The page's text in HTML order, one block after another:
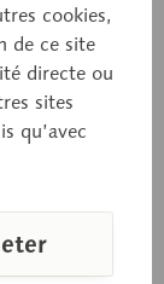
veredeltes
in Hann unter
cookies,
de ce site
directe ou
sites
qu’avec